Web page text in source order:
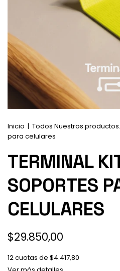
Inicio | Todos Nuestros productos.
para celulares
TERMINAL
SOPORTES
CELULARES
$29.850,00
12cuotas de $4.417,80